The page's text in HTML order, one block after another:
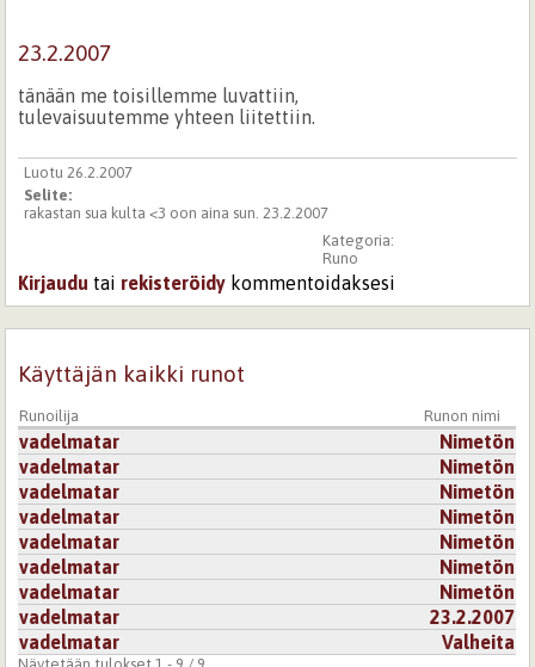
23.2.2007
tänään me toisillemme luvattiin,
tulevaisuutemme yhteen liitettiin.
Luotu 26.2.2007
Selite:
rakastan sua kulta <3 oon aina sun. 23.2.2007
Kategoria:
Runo
Kirjaudu tai rekisteröidy kommentoidaksesi
Käyttäjän kaikki runot
Runoilija Runon nimi
vadelmatar
Nimetön
vadelmatar
Nimetön
vadelmatar
Nimetön
vadelmatar
Nimetön
vadelmatar
Nimetön
vadelmatar
Nimetön
vadelmatar
Nimetön
vadelmatar
23.2.2007
vadelmatar
Valheita